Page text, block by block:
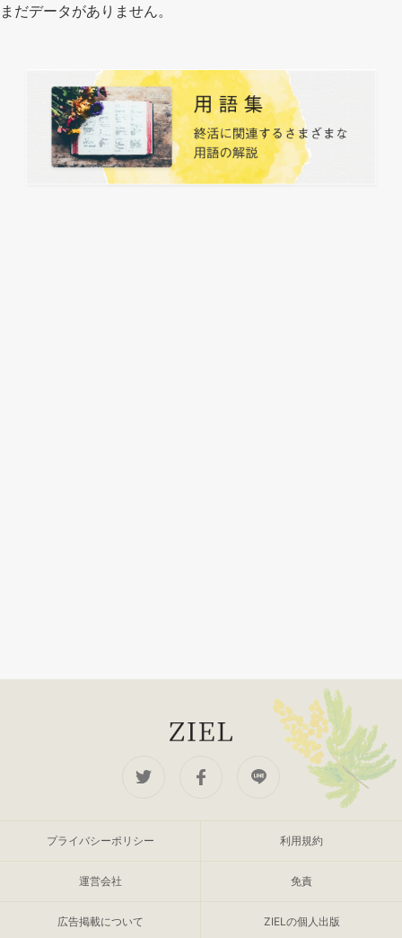
まだデータがありません。
プライバシーポリシー 利用規約
運営会社 免責
広告掲載について ZIELの個人出版